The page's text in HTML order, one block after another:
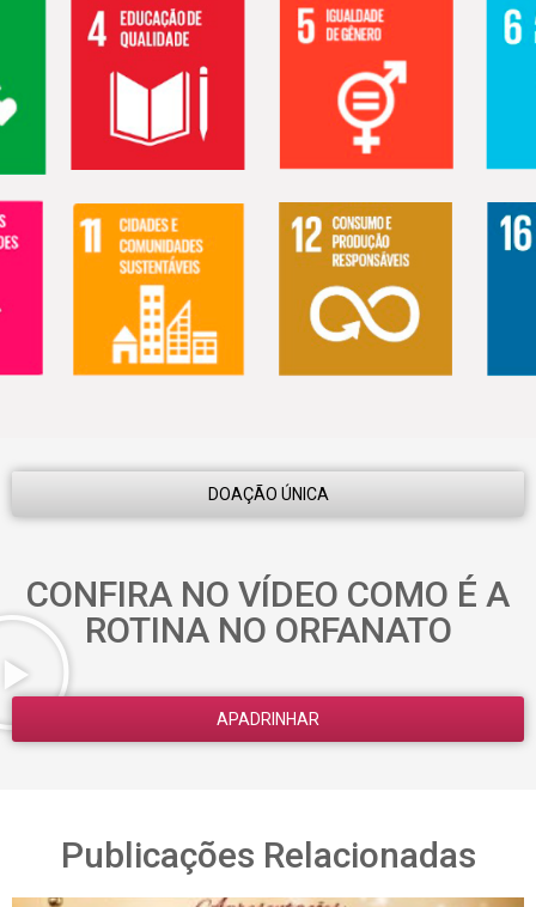
DOAÇÃO ÚNICA
CONFIRA NO VÍDEO COMO É A
ROTINA NO ORFANATO
APADRINHAR
Publicações Relacionadas